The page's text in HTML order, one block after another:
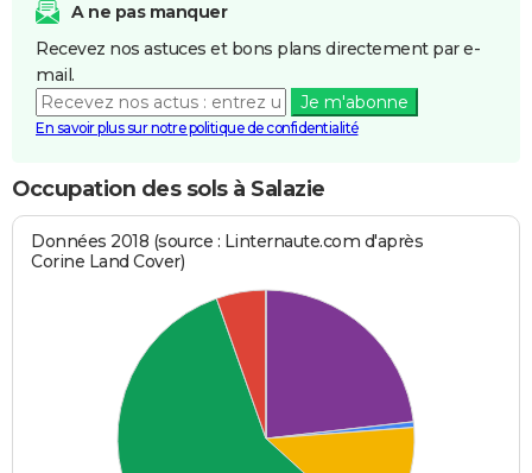
A ne pas manquer
Recevez nos astuces et bons plans directement par e-
mail.
Je m'abonne
En savoir plus sur notre politique de confidentialité
Occupation des sols à Salazie
Données 2018 (source : Linternaute.com d'après
Corine Land Cover)